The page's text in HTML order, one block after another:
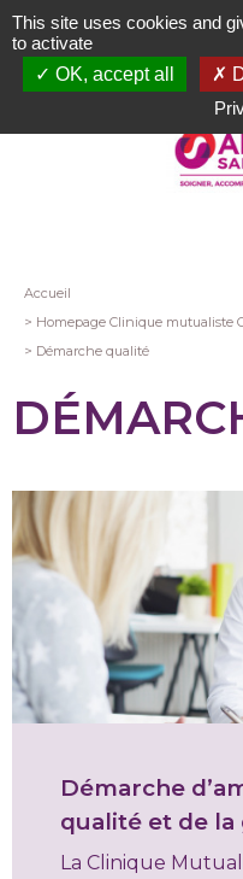
Aller
au
contenu
Fil
d'Ariane
Accueil
Homepage Clinique mutualiste
Démarche qualité
Démarche
qualité et de la
La Clinique
This site uses cookies and
to activate
OK, accept all